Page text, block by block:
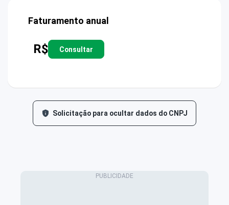
Faturamento anual
R$ Consultar
Solicitação para ocultar dados do CNPJ